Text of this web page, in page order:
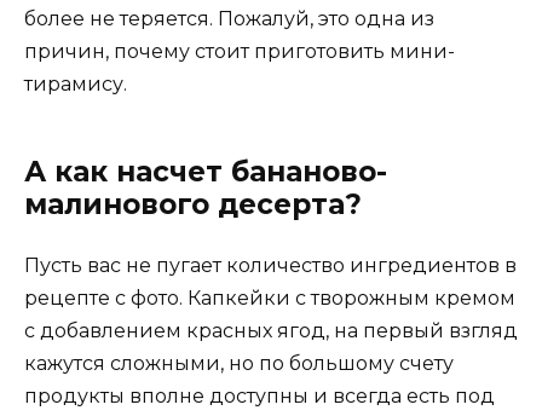
более не теряется. Пожалуй, это одна из
причин, почему стоит приготовить мини-
тирамису.
А как насчет бананово-
малинового десерта?
Пусть вас не пугает количество ингредиентов в
рецепте с фото. Капкейки с творожным кремом
с добавлением красных ягод, на первый взгляд
кажутся сложными, но по большому счету
продукты вполне доступны и всегда есть под